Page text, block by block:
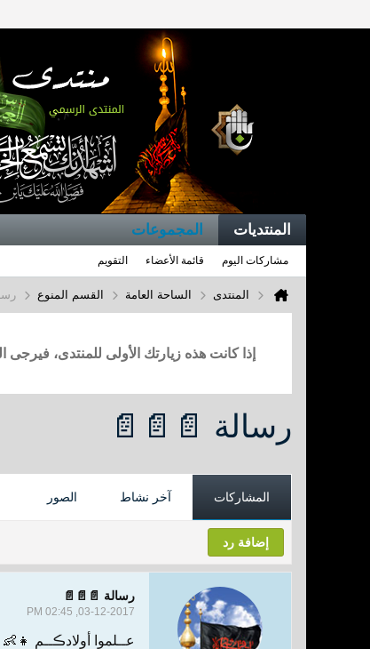
المنتديات المجموعات
مشاركات اليوم قائمة الأعضاء التقويم
المنتدى الساحة العامة القسم المنوع
إذا كانت هذه زيارتك الأولى للمنتدى،
رسالة 📄📄📄
المشاركات آخر نشاط الصور
إضافة رد
رسالة 📄📄📄
03-12-2017, 02:45 PM
عــلموا أولادڪــم